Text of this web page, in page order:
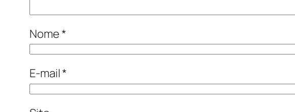
Nome*
E-mail*